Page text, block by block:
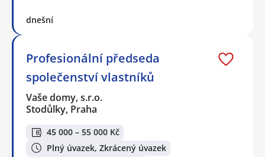
dnešní
Profesionální předseda
společenství vlastníků
Vaše domy, s.r.o.
Stodůlky, Praha
45 000 – 55 000 Kč
Plný úvazek, Zkrácený úvazek